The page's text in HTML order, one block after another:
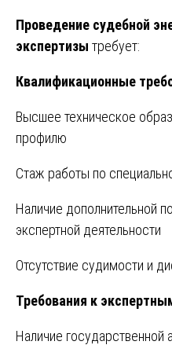
Проведение судебной
экспертизы требует:
Квалификационные
Высшее техническое
профилю
Стаж работы по
Наличие дополнительной
экспертной деятельности
Отсутствие судимости и
Требования к
Наличие государственной